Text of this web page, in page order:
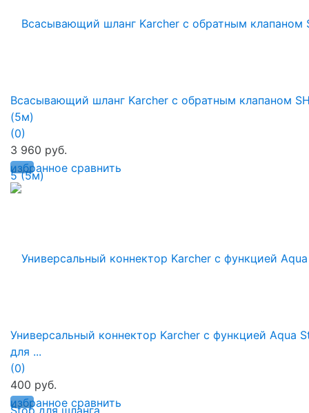
избранное сравнить
Всасывающий шланг Karcher с обратным клапаном
(5м)
(0)
3 960 руб.
избранное сравнить
Универсальный коннектор Karcher с функцией Aqua
для ...
(0)
400 руб.